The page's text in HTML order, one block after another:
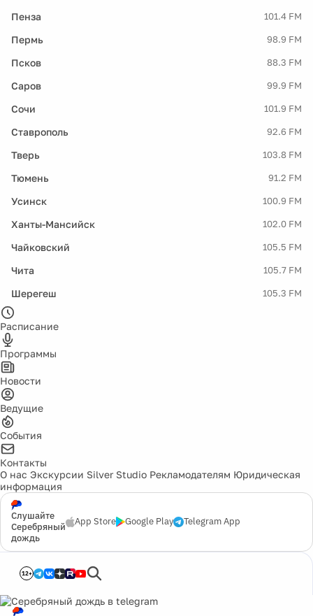
Пенза 101.4 FM
Пермь 98.9 FM
Псков 88.3 FM
Саров 99.9 FM
Сочи 101.9 FM
Ставрополь 92.6 FM
Тверь 103.8 FM
Тюмень 91.2 FM
Усинск 100.9 FM
Ханты-Мансийск 102.0 FM
Чайковский 105.5 FM
Чита 105.7 FM
Шерегеш 105.3 FM
Расписание
Программы
Новости
Ведущие
События
Контакты
О нас Экскурсии Silver Studio Рекламодателям Юридическая
информация
Слушайте
Серебряный
дождь
App Store Google Play Telegram App
12+